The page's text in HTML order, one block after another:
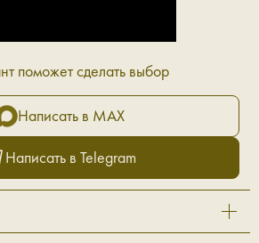
поможет сделать выбор
Написать в MAX
Написать в Telegram